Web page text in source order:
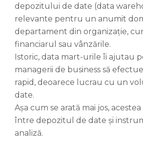
depozitului de date (data
relevante pentru un anumit
departament din organizație,
financiarul sau vânzările.
Istoric, data mart-urile îi ajutau
managerii de business să
rapid, deoarece lucrau cu un
date.
Așa cum se arată mai jos,
între depozitul de date și
analiză.